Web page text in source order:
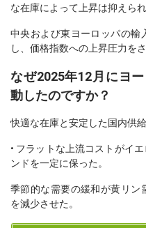
な在庫によって上昇は抑えられ
中央および東ヨーロッパの輸
し、価格指数への上昇圧力を
なぜ2025年12月にヨ
動したのですか？
快適な在庫と安定した国内供
• フラットな上流コストがイ
ンドを一定に保った。
季節的な需要の緩和が黄リン
を減少させた。